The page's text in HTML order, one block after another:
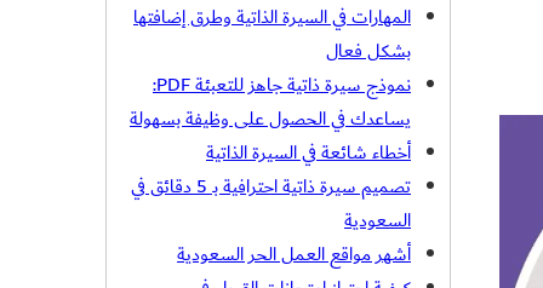
المهارات في السيرة الذاتية وطرق إضافتها
بشكل فعال
نموذج سيرة ذاتية جاهز للتعبئة PDF:
يساعدك في الحصول على وظيفة بسهولة
أخطاء شائعة في السيرة الذاتية
تصميم سيرة ذاتية احترافية بـ 5 دقائق في
السعودية
أشهر مواقع العمل الحر السعودية